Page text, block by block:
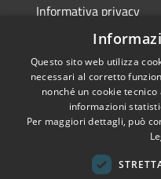
Informativa privacy
Dichiarazione di
Whistleblowing -
Questo sito web utilizza
necessari al corretto
nonché un cookie
informazioni
Per maggiori dettagli, può